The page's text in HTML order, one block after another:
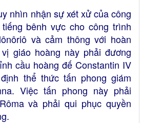
nhìn nhận sự xét xử của công
bênh vực cho công trình
và cảm thông với hoàn
giáo hoàng này phải đương
cầu hoàng đế Constantin IV
thể thức tấn phong giám
Việc tấn phong này phải
và phải qui phục quyền